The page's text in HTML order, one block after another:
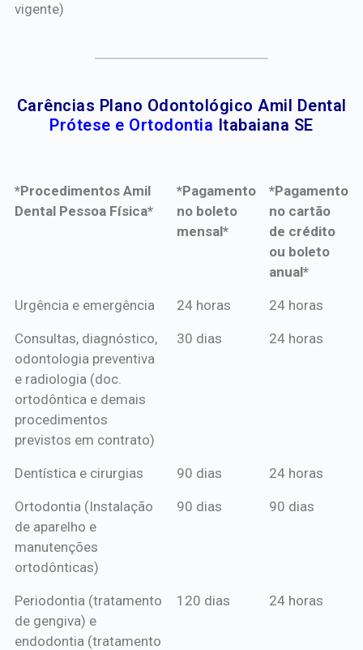
vigente)
Carências Plano Odontológico Amil Dental
Prótese e Ortodontia Itabaiana SE
*Procedimentos Amil
Dental Pessoa Física*
*Pagamento
no boleto
mensal*
*Pagamento
no cartão
de crédito
ou boleto
anual*
*Procedimentos Amil
*Pagamento
mensal*
*Pagamento
de crédito
Urgência e emergência 24 horas 24 horas
Consultas, diagnóstico,
odontologia preventiva
e radiologia (doc.
ortodôntica e demais
procedimentos
previstos em contrato)
30 dias 24 horas
Dentística e cirurgias 90 dias 24 horas
Ortodontia (Instalação
de aparelho e
manutenções
ortodônticas)
90 dias 90 dias
Periodontia (tratamento
de gengiva) e
endodontia (tratamento
120 dias 24 horas